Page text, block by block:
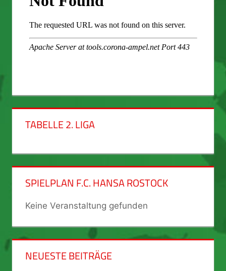
TABELLE 2. LIGA
SPIELPLAN F.C. HANSA ROSTOCK
Keine Veranstaltung gefunden
NEUESTE BEITRÄGE